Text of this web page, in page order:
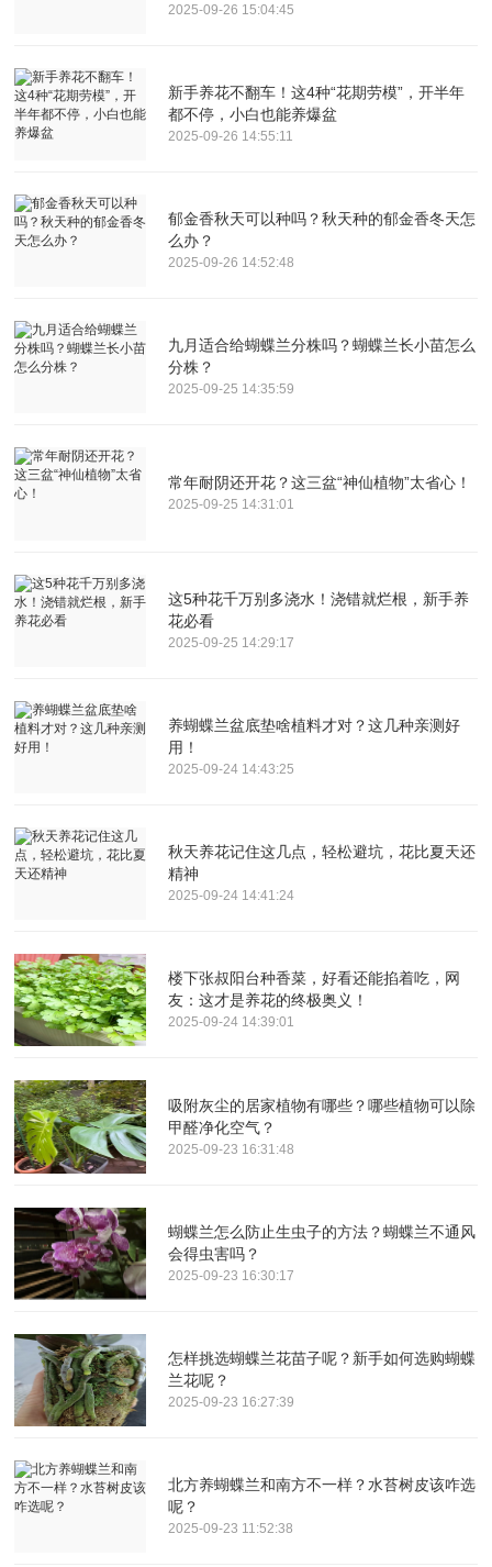
2025-09-26 15:04:45
新手养花不翻车！这4种“花期劳模”，开半年
都不停，小白也能养爆盆
2025-09-26 14:55:11
郁金香秋天可以种吗？秋天种的郁金香冬天怎
么办？
2025-09-26 14:52:48
九月适合给蝴蝶兰分株吗？蝴蝶兰长小苗怎么
分株？
2025-09-25 14:35:59
常年耐阴还开花？这三盆“神仙植物”太省心！
2025-09-25 14:31:01
这5种花千万别多浇水！浇错就烂根，新手养
花必看
2025-09-25 14:29:17
养蝴蝶兰盆底垫啥植料才对？这几种亲测好
用！
2025-09-24 14:43:25
秋天养花记住这几点，轻松避坑，花比夏天还
精神
2025-09-24 14:41:24
楼下张叔阳台种香菜，好看还能掐着吃，网
友：这才是养花的终极奥义！
2025-09-24 14:39:01
吸附灰尘的居家植物有哪些？哪些植物可以除
甲醛净化空气？
2025-09-23 16:31:48
蝴蝶兰怎么防止生虫子的方法？蝴蝶兰不通风
会得虫害吗？
2025-09-23 16:30:17
怎样挑选蝴蝶兰花苗子呢？新手如何选购蝴蝶
兰花呢？
2025-09-23 16:27:39
北方养蝴蝶兰和南方不一样？水苔树皮该咋选
呢？
2025-09-23 11:52:38